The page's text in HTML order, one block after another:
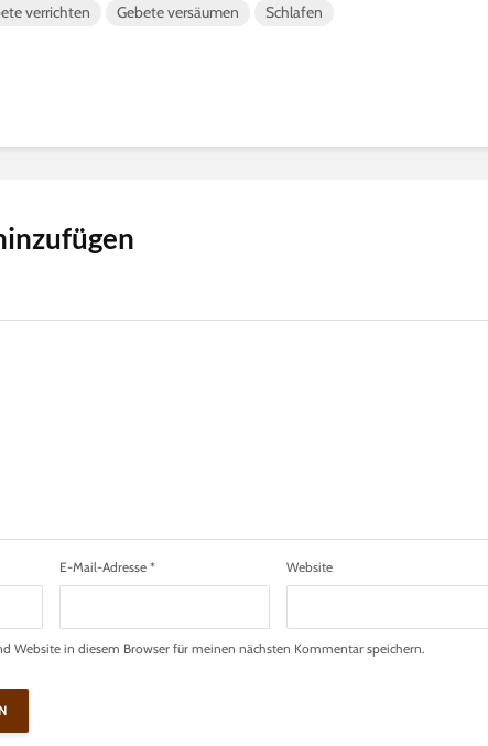
verrichten Gebete versäumen Schlafen
E-Mail-Adresse * Website
Website in diesem Browser für meinen nächsten Kommentar speichern.